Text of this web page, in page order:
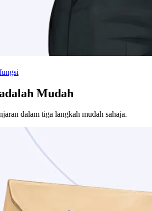
Mudah
dalam tiga langkah mudah sahaja.